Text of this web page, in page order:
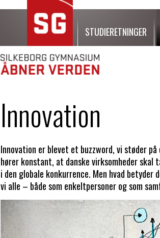
STUDIERETNINGER
Innovation
Innovation er blevet et buzzword, vi støder
hører konstant, at danske virksomheder
i den globale konkurrence. Men hvad
vi alle – både som enkeltpersoner og som